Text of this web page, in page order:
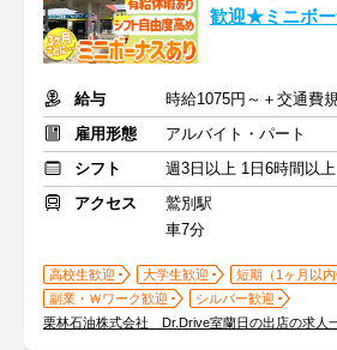
歓迎★ミニボー
給与
雇用形態
アルバイト・パート
シフト
週3日以上 1日6時間以上
アクセス
鷲別駅
車7分
高校生歓迎 大学生歓迎
短期（1ヶ月以内
副業・Ｗワーク歓迎
シルバー歓迎
栗林石油株式会社 Dr.Drive室蘭日の出店の求人